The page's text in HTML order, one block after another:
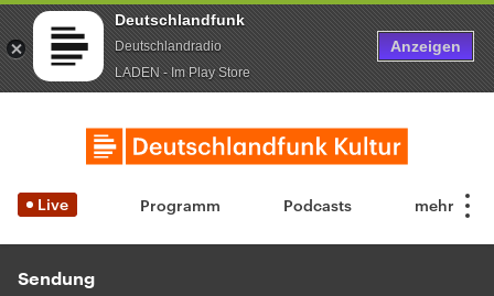
Deutschlandfunk
Deutschlandradio
LADEN - Im Play Store
Anzeigen
Live Programm Podcasts
Sendung